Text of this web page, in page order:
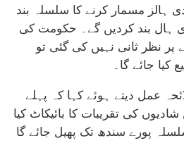
ہالز مسمار کرنے کا سلسلہ بند
ہال بند کردیں گے۔ حکومت کی
نظر ثانی نہیں کی گئی تو
کیا جائے گا۔
عمل دیتے ہوئے کہا کہ پہلے
کی تقریبات کا بائیکاٹ کیا
پورے سندھ تک پھیل جائے گا